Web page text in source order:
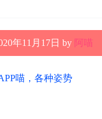
年11月17日 by 阿喵
喵，各种姿势